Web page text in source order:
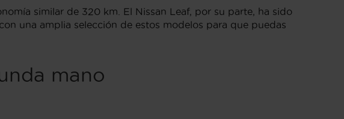
similar de 320 km. El Nissan Leaf, por su parte, ha sido
una amplia selección de estos modelos para que puedas
mano